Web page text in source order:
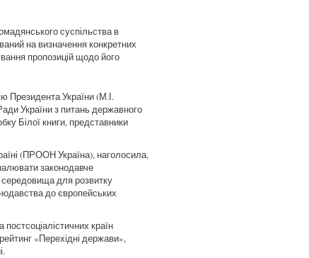
суспільства в
на визначення конкретних
пропозицій щодо його
Президента України (М.І.
України з питань державного
Білої книги, представники
(ПРООН Україна), наголосила,
законодавче
для розвитку
до європейських
країн
«Перехідні держави»,